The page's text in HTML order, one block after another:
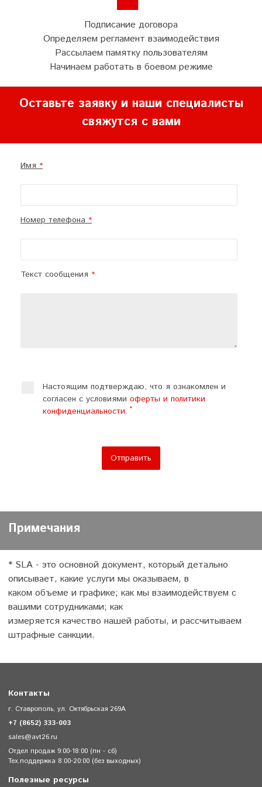
Подписание договора
Определяем регламент взаимодействия
Рассылаем памятку пользователям
Начинаем работать в боевом режиме
Оставьте заявку и наши специалисты
свяжутся с вами
Имя
Номер телефона
Текст сообщения
Настоящим подтверждаю, что я ознакомлен и
согласен с условиямиоферты и политики
конфиденциальности.
Отправить
Примечания
* SLA - это основной документ, который детально
описывает, какие услуги мы оказываем, в
каком объеме и графике; как мы взаимодействуем с
вашими сотрудниками; как
измеряется качество нашей работы, и рассчитываем
штрафные санкции.
Полезные ресурсы
Контакты
г. Ставрополь, ул. Октябрьская 269А
+7 (8652) 333-003
sales@avt26.ru
Отдел продаж 9:00-18:00 (пн - сб)
Тех.поддержка 8:00-20:00 (без выходных)